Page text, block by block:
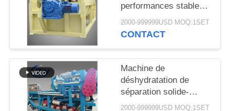
performances stables
pour la production
d'amidon de manioc et
2000-999999USD MOQ:1SET
CONTACT
Machine de
déshydratation de
séparation solide-
liquide à ceinture
2000-999999USD MOQ:1SET